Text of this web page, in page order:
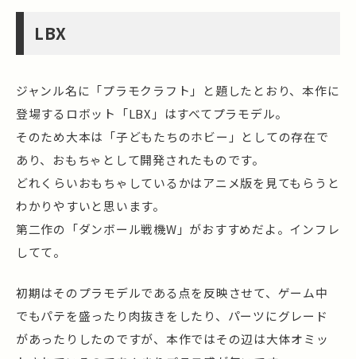
LBX
ジャンル名に「プラモクラフト」と題したとおり、本作に
登場するロボット「LBX」はすべてプラモデル。
そのため大本は「子どもたちのホビー」としての存在で
あり、おもちゃとして開発されたものです。
どれくらいおもちゃしているかはアニメ版を見てもらうと
わかりやすいと思います。
第二作の「ダンボール戦機W」がおすすめだよ。インフレ
してて。
初期はそのプラモデルである点を反映させて、ゲーム中
でもパテを盛ったり肉抜きをしたり、パーツにグレード
があったりしたのですが、本作ではその辺は大体オミッ